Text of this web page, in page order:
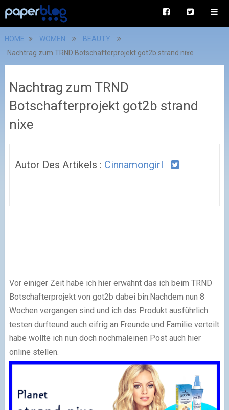
HOME WOMEN
BEAUTY
Nachtrag zum TRND Botschafterprojekt got2b strand nixe
Nachtrag zum TRND
Botschafterprojekt got2b strand
nixe
Autor Des Artikels : Cinnamongirl
Vor einiger Zeit habe ich hier erwähnt das ich beim TRND
Botschafterprojekt von got2b dabei bin.Nachdem nun 8
Wochen vergangen sind und ich das Produkt ausführlich
testen durfteund auch eifrig an Freunde und Familie verteilt
habe wollte ich nun doch nochmaleinen Post auch hier
online stellen.